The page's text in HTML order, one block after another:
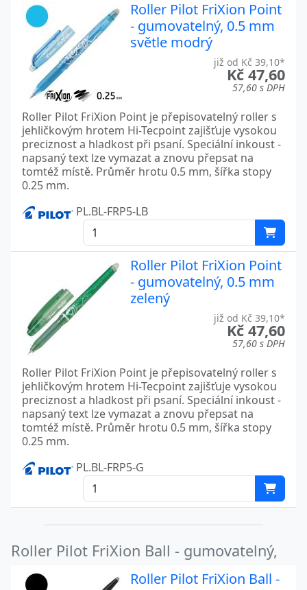
Roller Pilot FriXion Point
- gumovatelný, 0.5 mm
světle modrý
již od Kč 39,10*
Kč 47,60
57,60 s DPH
Roller Pilot FriXion Point je přepisovatelný roller s
jehličkovým hrotem Hi-Tecpoint zajišťuje vysokou
preciznost a hladkost při psaní. Speciální inkoust -
napsaný text lze vymazat a znovu přepsat na
tomtéž místě. Průměr hrotu 0.5 mm, šířka stopy
0.25 mm.
PL.BL-FRP5-LB
Roller Pilot FriXion Point
- gumovatelný, 0.5 mm
zelený
již od Kč 39,10*
Kč 47,60
57,60 s DPH
Roller Pilot FriXion Point je přepisovatelný roller s
jehličkovým hrotem Hi-Tecpoint zajišťuje vysokou
preciznost a hladkost při psaní. Speciální inkoust -
napsaný text lze vymazat a znovu přepsat na
tomtéž místě. Průměr hrotu 0.5 mm, šířka stopy
0.25 mm.
PL.BL-FRP5-G
Roller Pilot FriXion Ball - gumovatelný,
Roller Pilot FriXion Ball -